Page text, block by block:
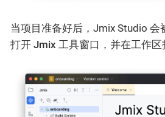
当项目准备好后，Jmix Studio 会
打开 Jmix 工具窗口，并在工作区